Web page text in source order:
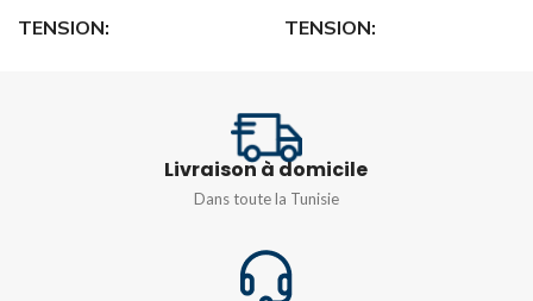
TENSION
SPÉCIFICATIONS 10m
TENSION
SPÉCIFICATIONS
Livraison à domicile
Dans toute la Tunisie